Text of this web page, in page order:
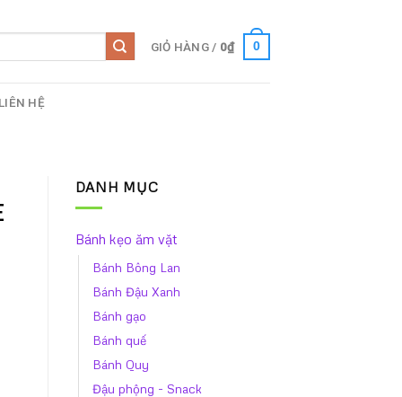
GIỎ HÀNG / 0₫ 0
LIÊN HỆ
DANH MỤC
Bánh kẹo ăm vặt
Bánh Bông Lan
Bánh Đậu Xanh
Bánh gạo
Bánh quế
Bánh Quy
Đậu phộng - Snack
số lượng